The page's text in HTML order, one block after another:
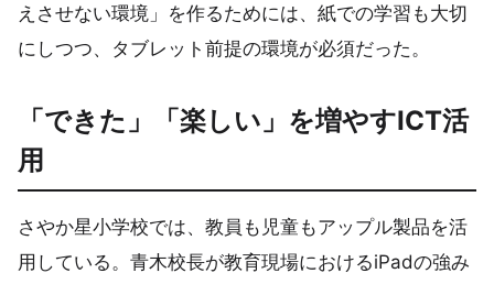
えさせない環境」を作るためには、紙での学習も大切
にしつつ、タブレット前提の環境が必須だった。
「できた」「楽しい」を増やすICT活
用
さやか星小学校では、教員も児童もアップル製品を活
用している。青木校長が教育現場におけるiPadの強み